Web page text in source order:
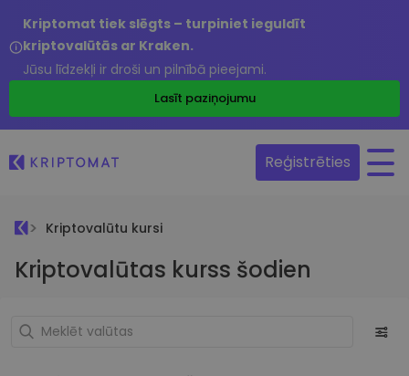
Kriptomat tiek slēgts – turpiniet ieguldīt
kriptovalūtās ar Kraken.
Jūsu līdzekļi ir droši un pilnībā pieejami.
Lasīt paziņojumu
Reģistrēties
Kriptovalūtu kursi
Kriptovalūtas kurss šodien